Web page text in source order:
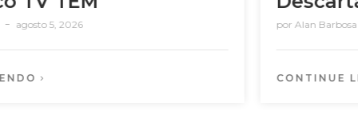
porAlan Barbosa
CONTINUE LENDO